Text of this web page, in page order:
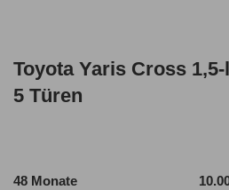
Toyota Yaris Cross
5 Türen
48 Monate